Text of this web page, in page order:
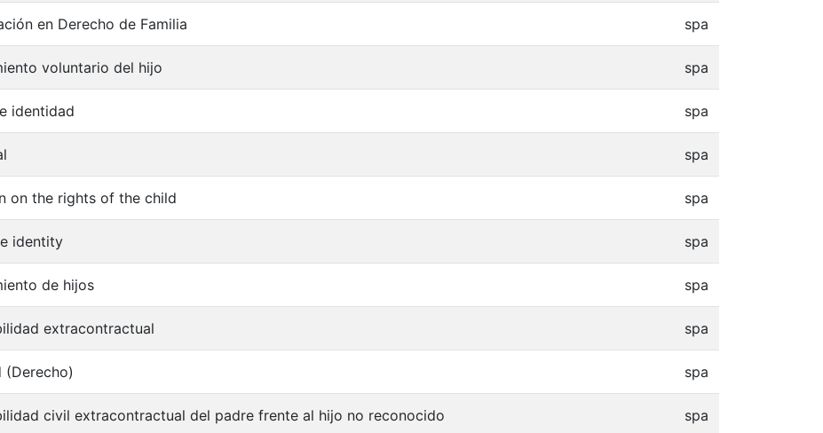
en Derecho de Familia spa
voluntario del hijo spa
identidad spa
spa
on the rights of the child spa
identity spa
de hijos spa
extracontractual spa
(Derecho) spa
civil extracontractual del padre frente al hijo no reconocido spa